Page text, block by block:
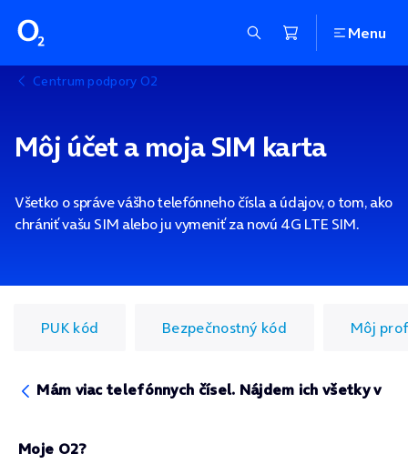
Menu
Centrum podpory O2
Môj účet a moja SIM karta
Všetko o správe vášho telefónneho čísla a údajov, o tom, ako
chrániť vašu SIM alebo ju vymeniť za novú 4G LTE SIM.
PUK kód Bezpečnostný kód Môj
Mám viac telefónnych čísel. Nájdem ich všetky v
Moje O2?